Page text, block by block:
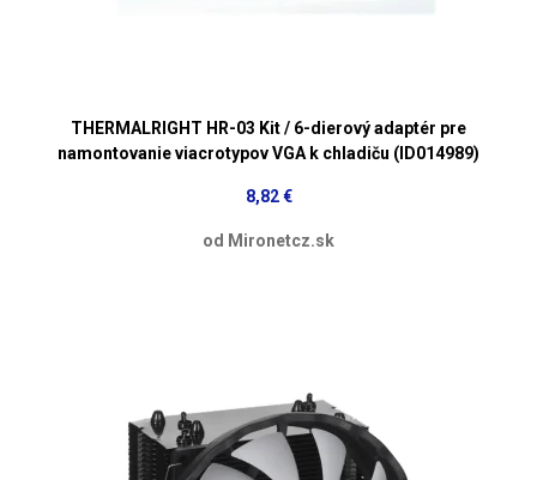
THERMALRIGHT HR-03 Kit / 6-dierový adaptér pre
namontovanie viacrotypov VGA k chladiču (ID014989)
8,82 €
od Mironetcz.sk